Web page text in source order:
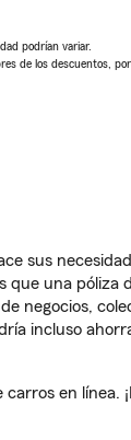
podrían variar.
de los descuentos,
sus
que una póliza
negocios,
incluso
en línea.